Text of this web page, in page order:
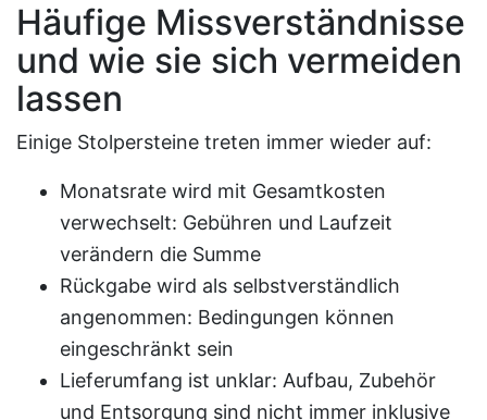
Häufige Missverständnisse
und wie sie sich vermeiden
lassen
Einige Stolpersteine treten immer wieder auf:
Monatsrate wird mit Gesamtkosten
verwechselt: Gebühren und Laufzeit
verändern die Summe
Rückgabe wird als selbstverständlich
angenommen: Bedingungen können
eingeschränkt sein
Lieferumfang ist unklar: Aufbau, Zubehör
und Entsorgung sind nicht immer inklusive